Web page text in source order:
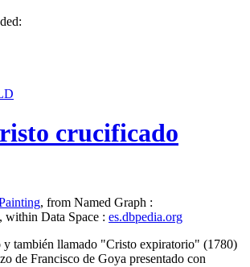
crucificado
, from Named Graph :
, within Data Space : es.dbpedia.org
también llamado "Cristo expiratorio" (1780)
de Francisco de Goya presentado con